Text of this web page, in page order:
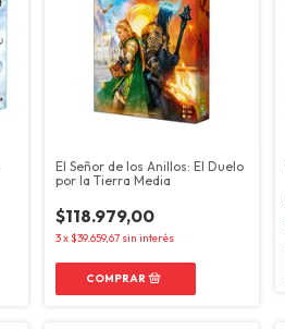
El Señor de los Anillos: El Duelo
por la Tierra Media
$118.979,00
3x $39.659,67 sin interés